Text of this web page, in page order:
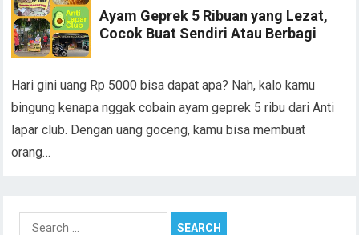
Ayam Geprek 5 Ribuan yang Lezat,
Cocok Buat Sendiri Atau Berbagi
Hari gini uang Rp 5000 bisa dapat apa? Nah, kalo kamu
bingung kenapa nggak cobain ayam geprek 5 ribu dari Anti
lapar club. Dengan uang goceng, kamu bisa membuat
orang…
Search